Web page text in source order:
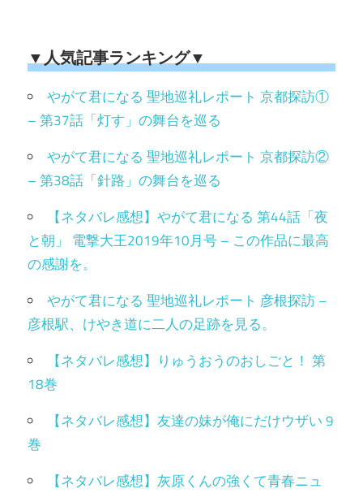
▼人気記事ランキング▼
やがて君になる 聖地巡礼レポート 京都探訪①
– 第37話「灯す」の舞台を巡る
やがて君になる 聖地巡礼レポート 京都探訪②
– 第38話「針路」の舞台を巡る
【ネタバレ感想】やがて君になる 第44話「夜
と朝」 電撃大王2019年10月号 – この作品に最高
の感謝を。
やがて君になる 聖地巡礼レポート 彦根探訪 –
彦根駅、けやき道に二人の足跡を見る。
【ネタバレ感想】りゅうおうのおしごと！ 第
18巻
【ネタバレ感想】友達の妹が俺にだけウザい 9
巻
【ネタバレ感想】灰原くんの強くて青春ニュ